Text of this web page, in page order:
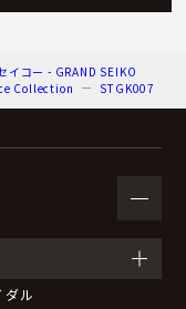
イコー - GRAND SEIKO
Collection STGK007
ダル